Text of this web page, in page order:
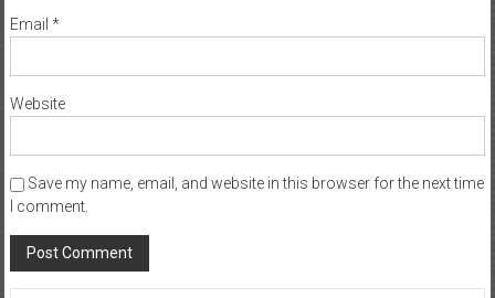
Email *
Website
Save my name, email, and website in this browser for the next time
I comment.